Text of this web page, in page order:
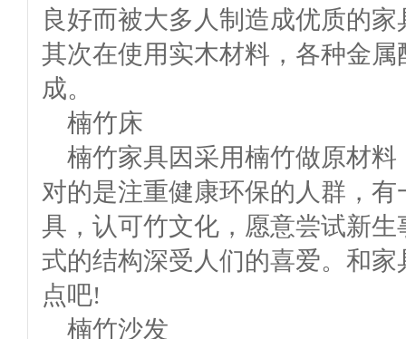
良好而被大多人制造成优质的
其次在使用实木材料，各种金
成。
楠竹床
楠竹家具因采用楠竹做原材
对的是注重健康环保的人群，
具，认可竹文化，愿意尝试新
式的结构深受人们的喜爱。和
点吧!
楠竹沙发